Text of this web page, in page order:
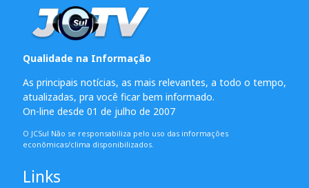
Qualidade na Informação
As principais notícias, as mais relevantes, a todo o tempo,
atualizadas, pra você ficar bem informado.
On-line desde 01 de julho de 2007
O JCSul Não se responsabiliza pelo uso das informações
econômicas/clima disponibilizados.
Links